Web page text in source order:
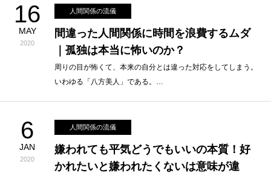
16
MAY
2020
人間関係の流儀
間違った人間関係に時間を浪費するムダ
｜孤独は本当に怖いのか？
周りの目が怖くて、本来の自分とは違った対応をしてしまう。
いわゆる「八方美人」である。…
6
JAN
2020
人間関係の流儀
嫌われても平気どうでもいいの本質！好
かれたいと嫌われたくないは意味が違